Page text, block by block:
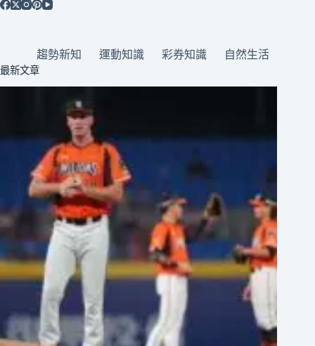
趨勢新知 運動知識 彩券知識 自然生活
最新文章